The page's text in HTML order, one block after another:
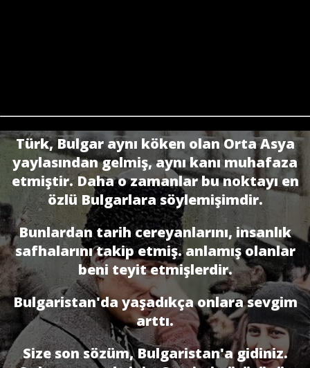
Türk, Bulgar aynı köken olan Orta Asya
yaylasından gelmiş, aynı kanı muhafaza
etmiştir. Daha o zamanlar bu noktayı en
özlü Bulgarlara söylemişimdir.
Bunlardan tarih cereyanlarını, insanlık
safhalarını takip etmiş. anlamış olanlar
beni teyit etmişlerdir.
Bulgaristan'da yaşadıkça onlara sevgim
arttı.
Size son sözüm, Bulgaristan'a gidiniz.